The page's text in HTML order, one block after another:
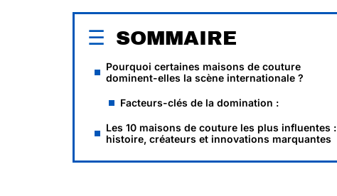
SOMMAIRE
Pourquoi certaines maisons de couture
dominent-elles la scène internationale ?
Facteurs-clés de la domination :
Les 10 maisons de couture les plus influentes :
histoire, créateurs et innovations marquantes